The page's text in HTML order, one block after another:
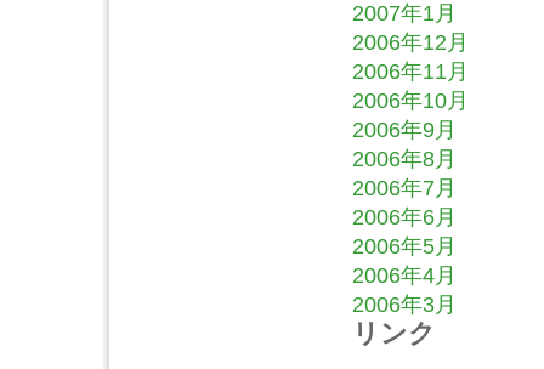
2007年1月
2006年12月
2006年11月
2006年10月
2006年9月
2006年8月
2006年7月
2006年6月
2006年5月
2006年4月
2006年3月
リンク